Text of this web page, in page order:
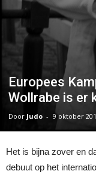
Europees
Wollrabe is er
Door Judo - 9 oktober
Het is bijna zover en
debuut op het